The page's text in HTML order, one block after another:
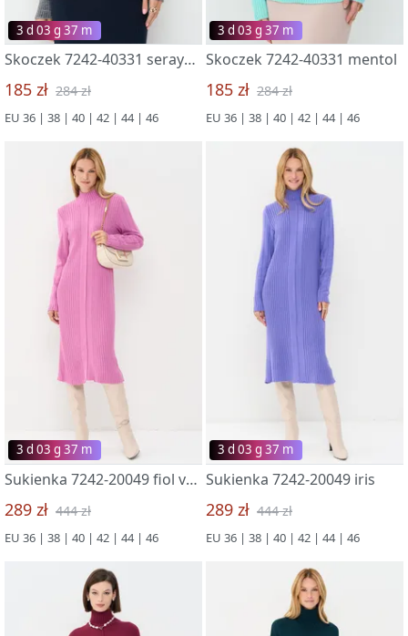
3 d 03 g 37 m
Skoczek 7242-40331 seraya dymka
185 zł 284 zł
EU 36 | 38 | 40 | 42 | 44 | 46
3 d 03 g 37 m
Skoczek 7242-40331 mentol
185 zł 284 zł
EU 36 | 38 | 40 | 42 | 44 | 46
3 d 03 g 37 m
Sukienka 7242-20049 fiol veresk
289 zł 444 zł
EU 36 | 38 | 40 | 42 | 44 | 46
3 d 03 g 37 m
Sukienka 7242-20049 iris
289 zł 444 zł
EU 36 | 38 | 40 | 42 | 44 | 46